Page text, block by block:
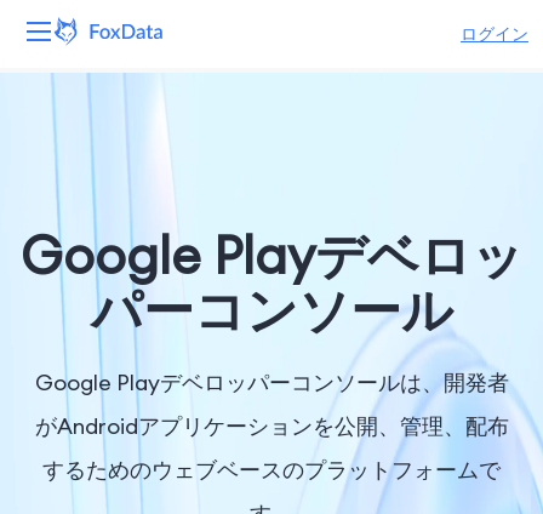
ログイン
ソリューション
リソース
会社
Google Playデベロッ
パーコンソール
Google Playデベロッパーコンソールは、開発者
がAndroidアプリケーションを公開、管理、配布
するためのウェブベースのプラットフォームで